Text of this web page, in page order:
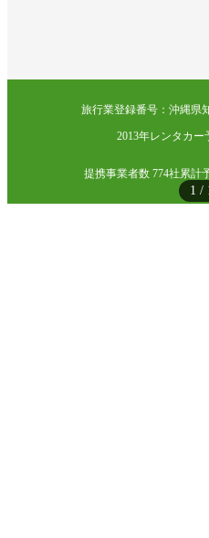
1 /
旅行業登録番号：沖縄県
2013年レンタカ
提携事業者数 774社累計